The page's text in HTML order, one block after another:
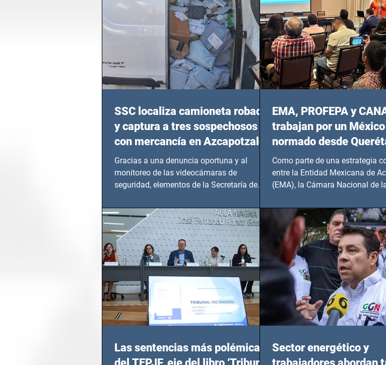
SSC localiza camioneta robada
y captura a tres sospechosos
con mercancía en Azcapotzalco
Gracias a una denuncia oportuna y al
monitoreo de las videocámaras de
seguridad, elementos de la Secretaría de
EMA, PROFEPA y
trabajan por un
normado desde
Hidalgo y BCS
Como parte de una estrategia
entre la Entidad Mexicana de
(EMA), la Cámara Nacional de
Las sentencias más polémicas
Sector energético y